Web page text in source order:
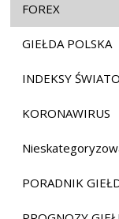
FOREX
GIEŁDA POLSKA
INDEKSY
KORONAWIRUS
PORADNIK